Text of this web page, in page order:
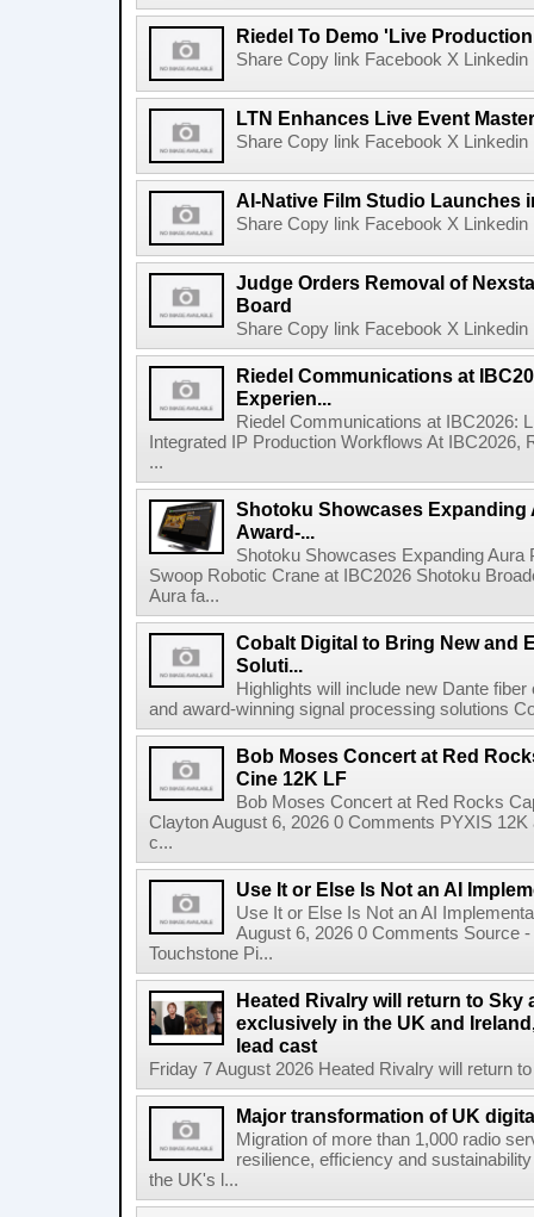
Riedel To Demo 'Live
Share Copy link Facebook X
LTN Enhances Live Event
Share Copy link Facebook X
AI-Native Film Studio Launches
Share Copy link Facebook X
Judge Orders Removal of
Board
Share Copy link Facebook X
Riedel Communications at
Experien...
Riedel Communications at IBC2026:
Integrated IP Production Workflows At
...
Shotoku Showcases Expanding
Award-...
Shotoku Showcases Expanding
Swoop Robotic Crane at IBC2026 Shotoku
Aura fa...
Cobalt Digital to Bring New and
Soluti...
Highlights will include new Dante
and award-winning signal processing solutions
Bob Moses Concert at Red
Cine 12K LF
Bob Moses Concert at Red Rocks
Clayton August 6, 2026 0 Comments PYXIS
c...
Use It or Else Is Not an AI
Use It or Else Is Not an AI
August 6, 2026 0 Comments Source
Touchstone Pi...
Heated Rivalry will return to Sky
exclusively in the UK and
lead cast
Friday 7 August 2026 Heated Rivalry will return
Major transformation of UK
Migration of more than 1,000 radio
resilience, efficiency and
the UK's l...